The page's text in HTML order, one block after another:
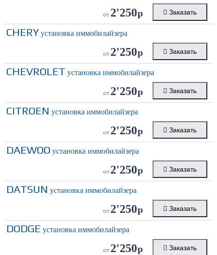
от 2'250р Заказать
CHERY установка иммобилайзера
от 2'250р Заказать
CHEVROLET установка иммобилайзера
от 2'250р Заказать
CITROEN установка иммобилайзера
от 2'250р Заказать
DAEWOO установка иммобилайзера
от 2'250р Заказать
DATSUN установка иммобилайзера
от 2'250р Заказать
DODGE установка иммобилайзера
от 2'250р Заказать